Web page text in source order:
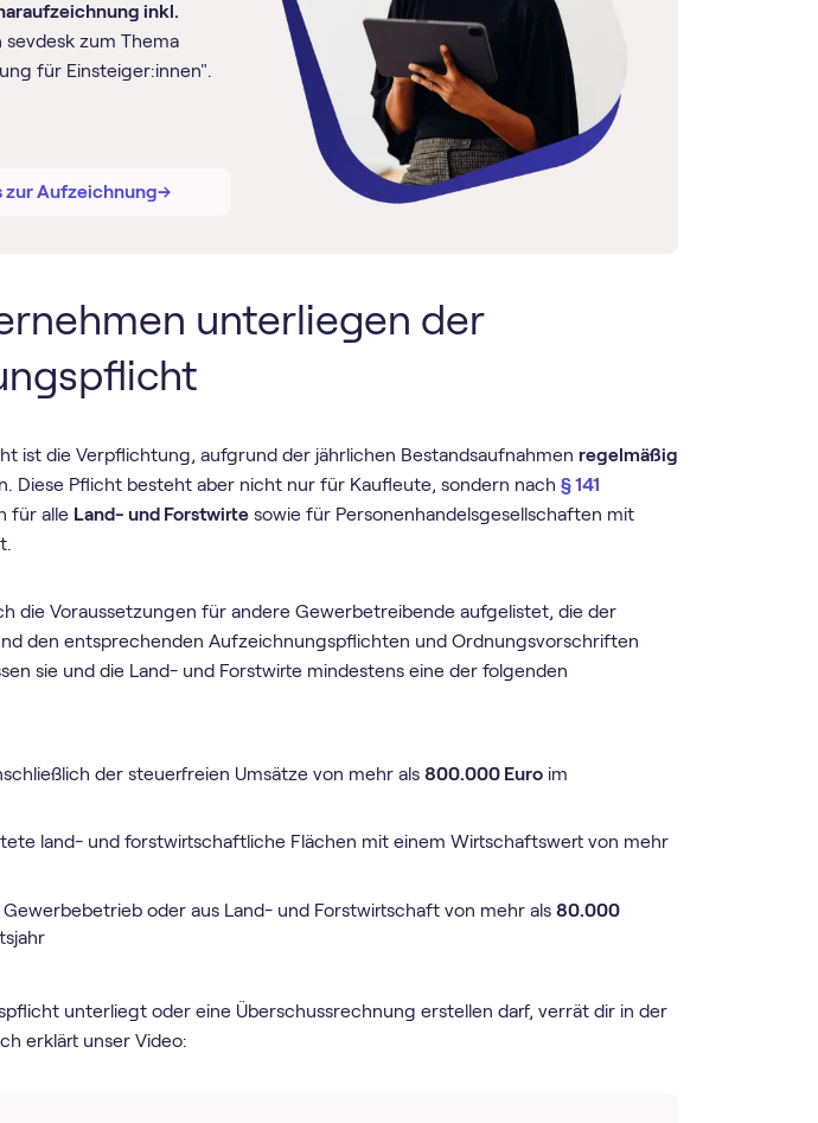
inkl.
zum Thema
für Einsteiger:innen".
zur Aufzeichnung→
→
unterliegen der
ist die Verpflichtung, aufgrund der jährlichen Bestandsaufnahmenregelmäßig
Diese Pflicht besteht aber nicht nur für Kaufleute, sondern nach§ 141
für alle Land- und Forstwirte sowie für Personenhandelsgesellschaften mit
die Voraussetzungen für andere Gewerbetreibende aufgelistet, die der
den entsprechenden Aufzeichnungspflichten und Ordnungsvorschriften
sie und die Land- und Forstwirte mindestens eine der folgenden
der steuerfreien Umsätze von mehr als 800.000 Euroim
land- und forstwirtschaftliche Flächen mit einem Wirtschaftswert von mehr
oder aus Land- und Forstwirtschaft von mehr als 80.000
unterliegt oder eine Überschussrechnung erstellen darf, verrät dir in der
erklärt unser Video: